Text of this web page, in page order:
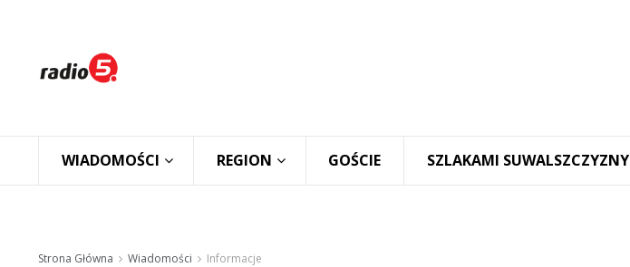
WIADOMOŚCI REGION GOŚCIE SZLAKAMI SUWALSZCZYZNY
Strona Główna Wiadomości Informacje